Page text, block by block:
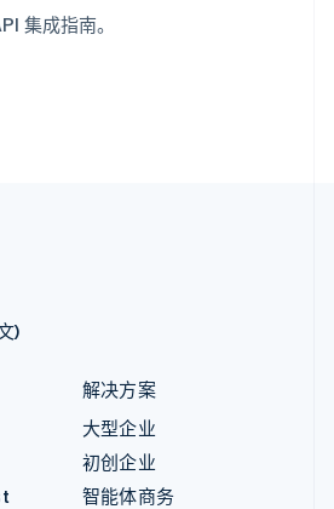
集成指南。
)
解决方案
大型企业
初创企业
智能体商务